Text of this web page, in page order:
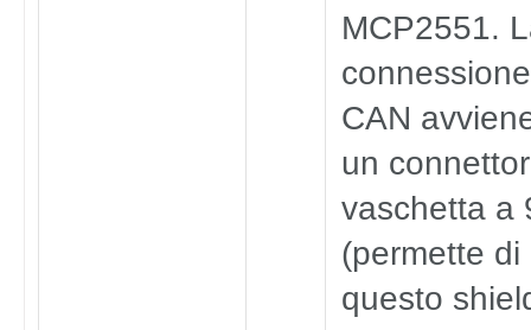
MCP2551.
CAN
un
vaschetta a
(permette di
questo